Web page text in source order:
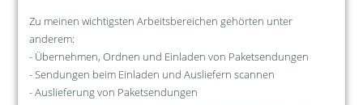
Zu meinen wichtigsten Arbeitsbereichen gehörten unter
anderem:
- Übernehmen, Ordnen und Einladen von Paketsendungen
- Sendungen beim Einladen und Ausliefern scannen
- Auslieferung von Paketsendungen